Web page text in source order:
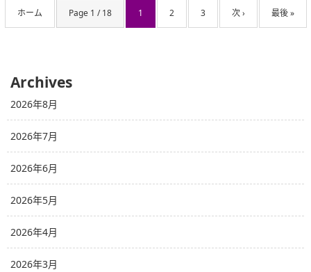
ホーム Page 1 / 18 1 2 3 次 › 最後 »
Archives
2026年8月
2026年7月
2026年6月
2026年5月
2026年4月
2026年3月